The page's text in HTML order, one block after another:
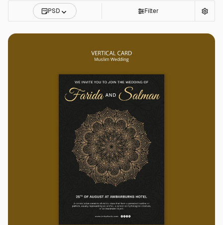
PSD Filter